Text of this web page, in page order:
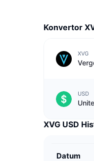
Konvertor
XVG
USD
XVG USD
Datum